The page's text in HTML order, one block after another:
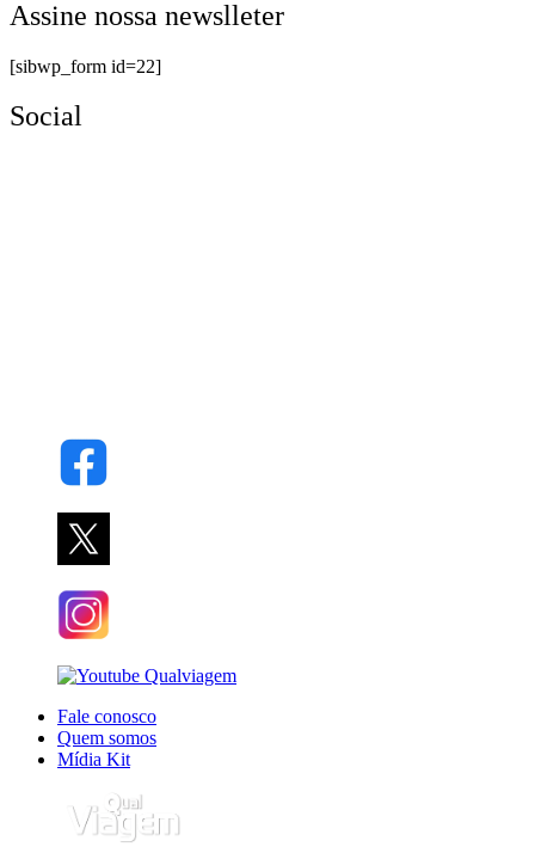
Assine nossa newslleter
[sibwp_form id=22]
Social
Fale conosco
Quem somos
Mídia Kit